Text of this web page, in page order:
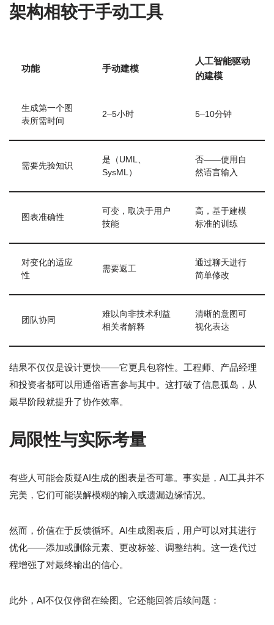
架构相较于手动工具
功能 手动建模
人工智能驱动
的建模
生成第一个图
表所需时间
2–5小时 5–10分钟
需要先验知识
是（UML、
SysML）
否——使用自
然语言输入
图表准确性
可变，取决于用户
技能
高，基于建模
标准的训练
对变化的适应
性
需要返工
通过聊天进行
简单修改
团队协同
难以向非技术利益
相关者解释
清晰的意图可
视化表达
结果不仅仅是设计更快——它更具包容性。工程师、产品经理
和投资者都可以用通俗语言参与其中。这打破了信息孤岛，从
最早阶段就提升了协作效率。
局限性与实际考量
有些人可能会质疑AI生成的图表是否可靠。事实是，AI工具并不
完美，它们可能误解模糊的输入或遗漏边缘情况。
然而，价值在于反馈循环。AI生成图表后，用户可以对其进行
优化——添加或删除元素、更改标签、调整结构。这一迭代过
程增强了对最终输出的信心。
此外，AI不仅仅停留在绘图。它还能回答后续问题：